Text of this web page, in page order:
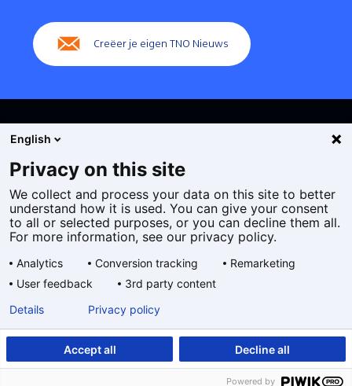
Creëer je eigen TNO Nieuws
Cookies
Privacy statement
Toegankelijkheid
Algemene voorwaarden
taal:
English
Privacy on this site
We collect and process your data on this site to better
understand how it is used. You can give your consent
to all or selected purposes, or you can decline them all.
For more information, see our privacy policy.
Analytics Conversion tracking
Remarketing
User feedback
3rd party content
Accept all Decline all
Details Privacy policy
Powered by